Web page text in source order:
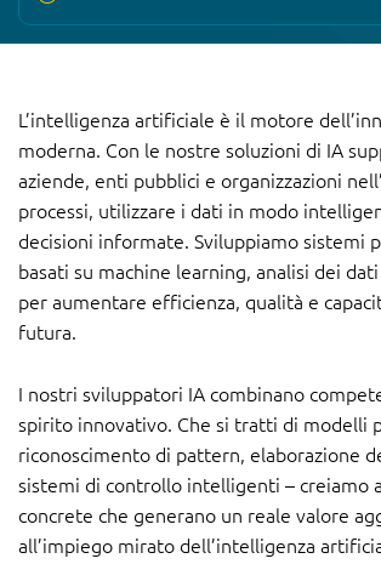
L’intelligenza artificiale è il motore
moderna. Con le nostre soluzioni di IA
aziende, enti pubblici e organizzazioni
processi, utilizzare i dati in modo
decisioni informate. Sviluppiamo sistemi
basati su machine learning, analisi dei
per aumentare efficienza, qualità e
futura.
I nostri sviluppatori IA combinano
spirito innovativo. Che si tratti di modelli
riconoscimento di pattern, elaborazione
sistemi di controllo intelligenti – creiamo
concrete che generano un reale valore
all’impiego mirato dell’intelligenza